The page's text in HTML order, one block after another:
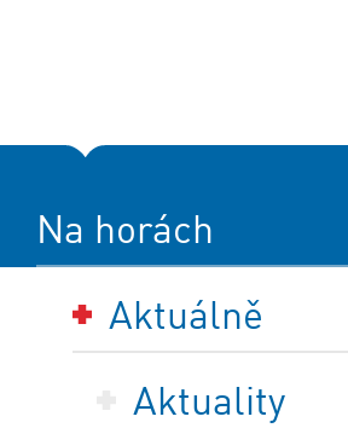
Na horách
Aktuálně
Aktuality